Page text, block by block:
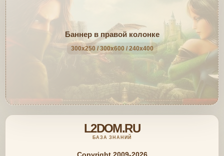
Баннер в правой колонке
300x250 / 300x600 / 240x400
L2DOM.RU
БАЗА ЗНАНИЙ
Copyright 2009-2026